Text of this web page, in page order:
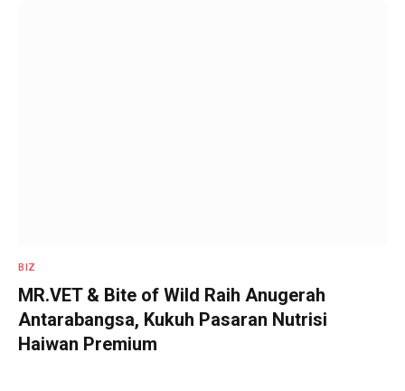
BIZ
MR.VET & Bite of Wild Raih Anugerah
Antarabangsa, Kukuh Pasaran Nutrisi
Haiwan Premium